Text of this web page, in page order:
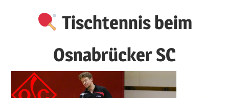
Tischtennis beim
Osnabrücker SC